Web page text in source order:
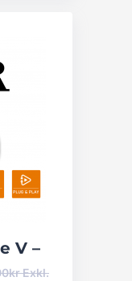
V –
krExkl.